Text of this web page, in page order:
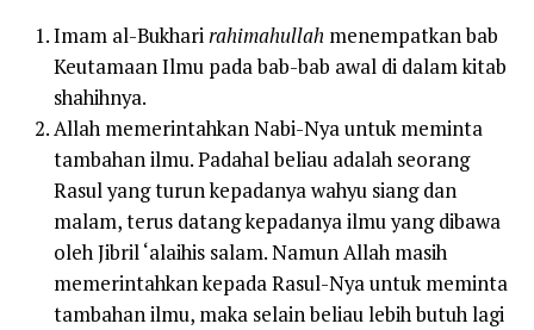
Imam al-Bukharirahimahullah menempatkan bab
Keutamaan Ilmu pada bab-bab awal di dalam kitab
shahihnya.
Allah memerintahkan Nabi-Nya untuk meminta
tambahan ilmu. Padahal beliau adalah seorang
Rasul yang turun kepadanya wahyu siang dan
malam, terus datang kepadanya ilmu yang dibawa
oleh Jibril ‘alaihis salam. Namun Allah masih
memerintahkan kepada Rasul-Nya untuk meminta
tambahan ilmu, maka selain beliau lebih butuh lagi